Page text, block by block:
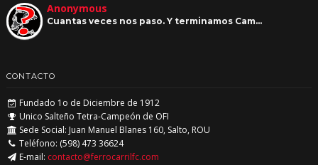
Anonymous
Cuantas veces nos paso. Y terminamos Cam…
CONTACTO
Fundado 1o de Diciembre de 1912
Unico Salteño Tetra-Campeón de OFI
Sede Social: Juan Manuel Blanes 160, Salto, ROU
Teléfono: (598) 473 36624
E-mail: contacto@ferrocarrilfc.com